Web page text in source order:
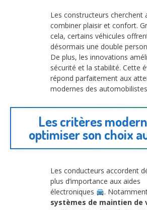
Les constructeurs cherchent
combiner plaisir et confort.
cela, certains véhicules
désormais une double
De plus, les innovations
sécurité et la stabilité. Cette
répond parfaitement aux
modernes des
Les critères
optimiser son choix
Les conducteurs accordent
plus d’importance aux aides
électroniques
.
systèmes de maintien de